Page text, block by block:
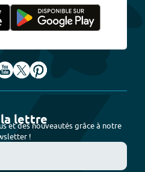
lettre
et des nouveautés grâce à notre
!